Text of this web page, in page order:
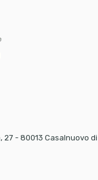
27 - 80013 Casalnuovo